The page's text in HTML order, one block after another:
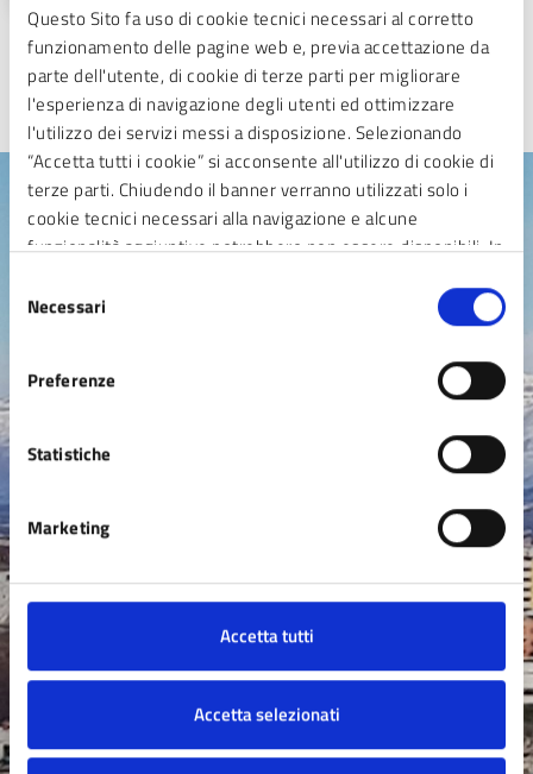
Questo Sito fa uso di cookie tecnici necessari al corretto
funzionamento delle pagine web e, previa accettazione da
parte dell'utente, di cookie di terze parti per migliorare
l'esperienza di navigazione degli utenti ed ottimizzare
l'utilizzo dei servizi messi a disposizione. Selezionando
“Accetta tutti i cookie” si acconsente all'utilizzo di cookie di
terze parti. Chiudendo il banner verranno utilizzati solo i
cookie tecnici necessari alla navigazione e alcune
funzionalità aggiuntive potrebbero non essere disponibili. In
che contribuiscono a rendere fruibile il sito web abilitando
funzionalità di base quali la navigazione sulle pagine e
l’accesso alle aree protette del sito. Il sito web non è in
grado di funzionare correttamente senza questi cookie
delNecessari
Preferenze
Statistiche
Marketing
Accetta tutti
Accetta selezionati
TUTTE LE GALLERIE
Argomenti in evidenza
Anagrafe, Stato civile e
Carta di identità elettronica -CIE
Cerificati anagrafici
Certificati ed estratti di stato civile
ESPLORA ARGOMENTO →